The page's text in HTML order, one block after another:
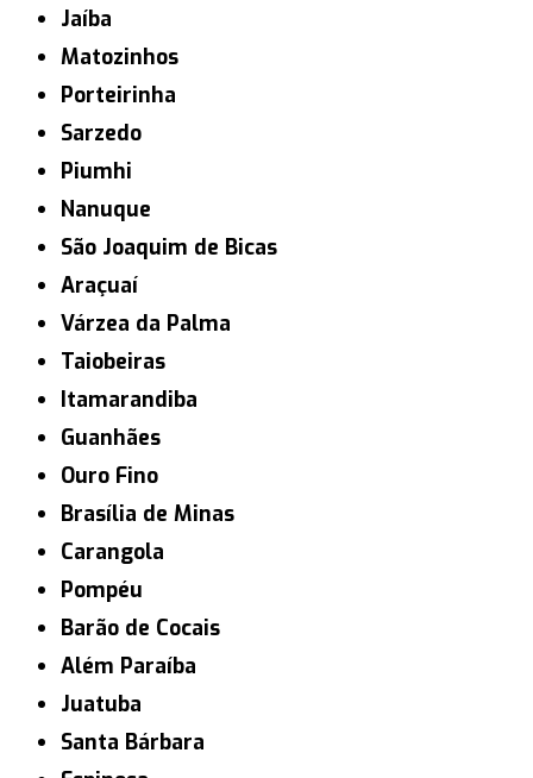
Jaíba
Matozinhos
Porteirinha
Sarzedo
Piumhi
Nanuque
São Joaquim de Bicas
Araçuaí
Várzea da Palma
Taiobeiras
Itamarandiba
Guanhães
Ouro Fino
Brasília de Minas
Carangola
Pompéu
Barão de Cocais
Além Paraíba
Juatuba
Santa Bárbara